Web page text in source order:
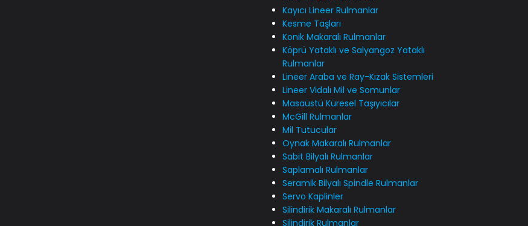
Kayıcı Lineer Rulmanlar
Kesme Taşları
Konik Makaralı Rulmanlar
Köprü Yataklı ve Salyangoz Yataklı
Rulmanlar
Lineer Araba ve Ray-Kızak Sistemleri
Lineer Vidalı Mil ve Somunlar
Masaüstü Küresel Taşıyıcılar
McGill Rulmanlar
Mil Tutucular
Oynak Makaralı Rulmanlar
Sabit Bilyalı Rulmanlar
Saplamalı Rulmanlar
Seramik Bilyalı Spindle Rulmanlar
Servo Kaplinler
Silindirik Makaralı Rulmanlar
Silindirik Rulmanlar